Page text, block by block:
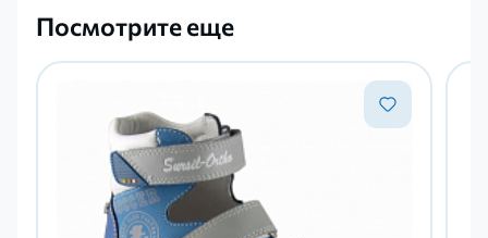
Посмотрите еще